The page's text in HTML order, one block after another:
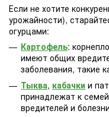
Если не хотите
урожайности),
огурцами:
Картофель:
имеют общих
заболевания, такие
Тыква, кабачки и
принадлежат к
вредителей и